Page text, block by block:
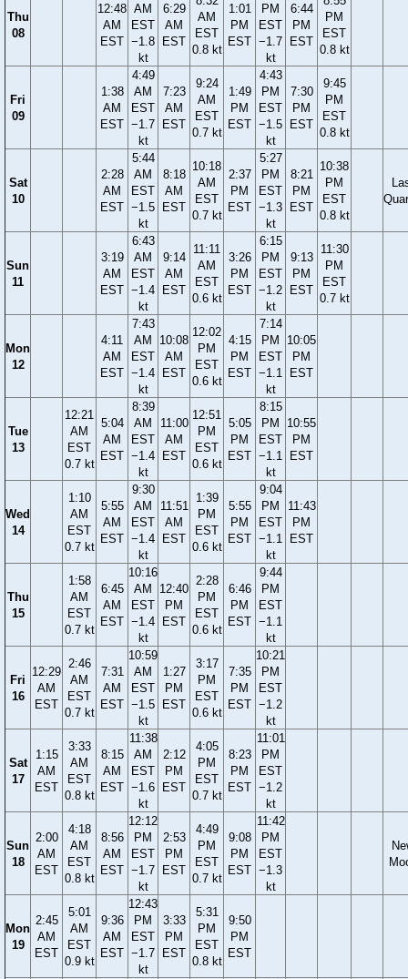
Thu
08
12:48
AM
EST
AM
EST
−1.8
kt
6:29
AM
EST
AM
EST
0.8 kt
1:01
PM
EST
PM
EST
−1.7
kt
6:44
PM
EST
PM
EST
0.8 kt
Fri
09
1:38
AM
EST
4:49
AM
EST
−1.7
kt
7:23
AM
EST
9:24
AM
EST
0.7 kt
1:49
PM
EST
4:43
PM
EST
−1.5
kt
7:30
PM
EST
9:45
PM
EST
0.8 kt
Sat
10
2:28
AM
EST
5:44
AM
EST
−1.5
kt
8:18
AM
EST
10:18
AM
EST
0.7 kt
2:37
PM
EST
5:27
PM
EST
−1.3
kt
8:21
PM
EST
10:38
PM
EST
0.8 kt
Sun
11
3:19
AM
EST
6:43
AM
EST
−1.4
kt
9:14
AM
EST
11:11
AM
EST
0.6 kt
3:26
PM
EST
6:15
PM
EST
−1.2
kt
9:13
PM
EST
11:30
PM
EST
0.7 kt
Mon
12
4:11
AM
EST
7:43
AM
EST
−1.4
kt
10:08
AM
EST
12:02
PM
EST
0.6 kt
4:15
PM
EST
7:14
PM
EST
−1.1
kt
10:05
PM
EST
Tue
13
12:21
AM
EST
0.7 kt
5:04
AM
EST
8:39
AM
EST
−1.4
kt
11:00
AM
EST
12:51
PM
EST
0.6 kt
5:05
PM
EST
8:15
PM
EST
−1.1
kt
10:55
PM
EST
Wed
14
1:10
AM
EST
0.7 kt
5:55
AM
EST
9:30
AM
EST
−1.4
kt
11:51
AM
EST
1:39
PM
EST
0.6 kt
5:55
PM
EST
9:04
PM
EST
−1.1
kt
11:43
PM
EST
Thu
15
1:58
AM
EST
0.7 kt
6:45
AM
EST
10:16
AM
EST
−1.4
kt
12:40
PM
EST
2:28
PM
EST
0.6 kt
6:46
PM
EST
9:44
PM
EST
−1.1
kt
Fri
16
12:29
AM
EST
2:46
AM
EST
0.7 kt
7:31
AM
EST
10:59
AM
EST
−1.5
kt
1:27
PM
EST
3:17
PM
EST
0.6 kt
7:35
PM
EST
10:21
PM
EST
−1.2
kt
Sat
17
1:15
AM
EST
3:33
AM
EST
0.8 kt
8:15
AM
EST
11:38
AM
EST
−1.6
kt
2:12
PM
EST
4:05
PM
EST
0.7 kt
8:23
PM
EST
11:01
PM
EST
−1.2
kt
Sun
18
2:00
AM
EST
4:18
AM
EST
0.8 kt
8:56
AM
EST
12:12
PM
EST
−1.7
kt
2:53
PM
EST
4:49
PM
EST
0.7 kt
9:08
PM
EST
11:42
PM
EST
−1.3
kt
Mon
19
2:45
AM
EST
5:01
AM
EST
0.9 kt
9:36
AM
EST
12:43
PM
EST
−1.7
kt
3:33
PM
EST
5:31
PM
EST
0.8 kt
9:50
PM
EST